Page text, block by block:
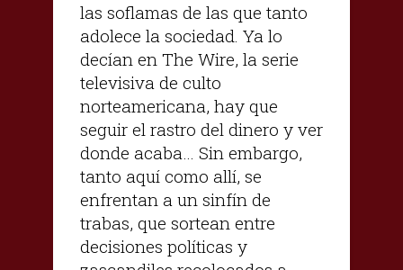
las soflamas de las que tanto
adolece la sociedad. Ya lo
decían en The Wire, la serie
televisiva de culto
norteamericana, hay que
seguir el rastro del dinero y ver
donde acaba… Sin embargo,
tanto aquí como allí, se
enfrentan a un sinfín de
trabas, que sortean entre
decisiones políticas y